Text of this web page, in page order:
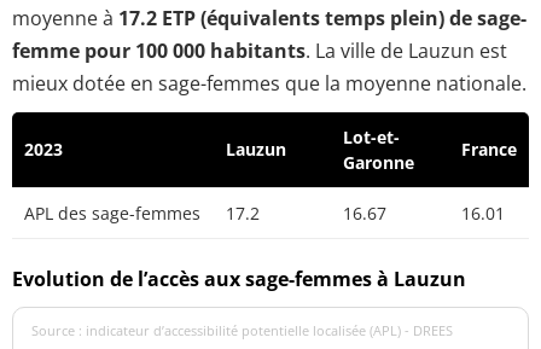
moyenne à 17.2 ETP (équivalents temps plein) de sage-
femme pour 100 000 habitants. La ville de Lauzun est
mieux dotée en sage-femmes que la moyenne nationale.
2023 Lauzun
Lot-et-
Garonne
France
APL des sage-femmes 17.2 16.67 16.01
Evolution de l’accès aux sage-femmes à Lauzun
Source : indicateur d’accessibilité potentielle localisée (APL) - DREES